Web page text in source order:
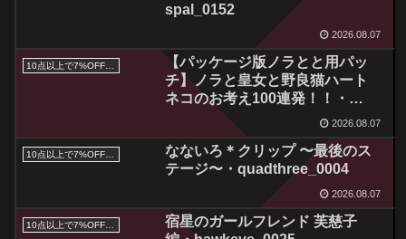
spal_0152
2026.08.07
10点以上で7%OFFクーポン／サマーセール2026対象
【パッケージ版ノラとと用パッ
チ】ノラと皇女と野良猫ハート
ネコのお考え100連発！！・
ncpy_0006
2026.08.07
10点以上で7%OFFクーポン／サマーセール2026対象
なないろ＊クリップ 〜最後のス
テージ〜・quadthree_0004
2026.08.07
10点以上で7%OFFクーポン／サマーセール2026対象
宿星のガールフレンド 芙慈子